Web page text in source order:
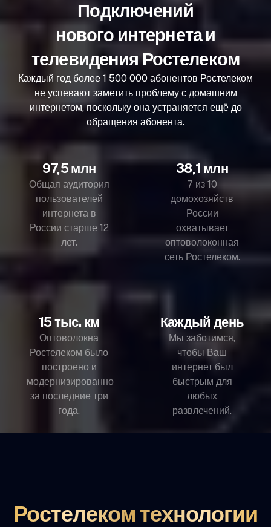
Подключений
нового интернета и
телевидения Ростелеком
Каждый год более 1 500 000 абонентов Ростелеком
не успевают заметить проблему с домашним
интернетом, поскольку она устраняется ещё до
обращения абонента.
97,5 млн
Общая аудитория
пользователей
интернета в
России старше 12
лет.
38,1 млн
7 из 10
домохозяйств
России
охватывает
оптоволоконная
сеть Ростелеком.
15 тыс. км
Оптоволокна
Ростелеком было
построено и
модернизированно
за последние три
года.
Каждый день
Мы заботимся,
чтобы Ваш
интернет был
быстрым для
любых
развлечений.
Ростелеком технологии